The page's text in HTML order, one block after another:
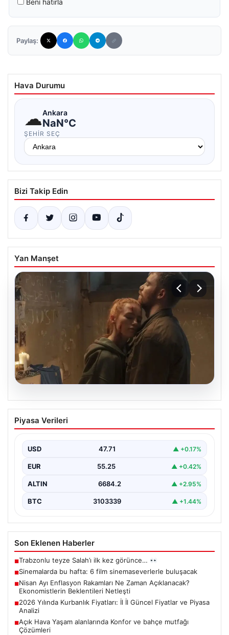
Beni hatırla
Paylaş:
Hava Durumu
☁Ankara
NaN°C
ŞEHIR SEÇ
Bizi Takip Edin
Yan Manşet
06.08.2026
Sinemalarda bu hafta: 6 film
sinemaseverlerle buluşacak
Piyasa Verileri
USD 47.71 ▲ +0.17%
EUR 55.25 ▲ +0.42%
ALTIN 6684.2 ▲ +2.95%
BTC 3103339 ▲ +1.44%
Son Eklenen Haberler
■Trabzonlu teyze Salah’ı ilk kez görünce…
■Sinemalarda bu hafta: 6 film sinemaseverlerle buluşacak
■Nisan Ayı Enflasyon Rakamları Ne Zaman Açıklanacak?
Ekonomistlerin Beklentileri Netleşti
■2026 Yılında Kurbanlık Fiyatları: İl İl Güncel Fiyatlar ve Piyasa
Analizi
■Açık Hava Yaşam alanlarında Konfor ve bahçe mutfağı
Çözümleri